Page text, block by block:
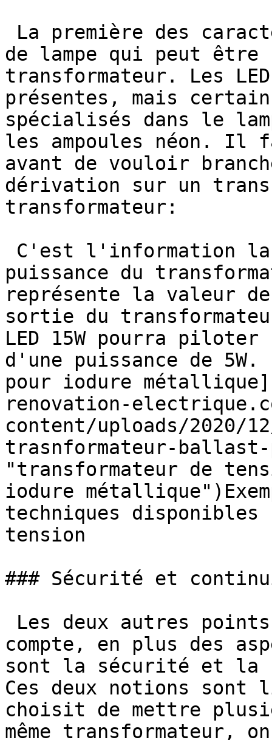
de lampe qui peut être
transformateur. Les
présentes, mais
spécialisés dans le
les ampoules néon. Il
avant de vouloir
dérivation sur un
transformateur:
puissance du
représente la valeur
sortie du
LED 15W pourra piloter
d'une puissance de
pour iodure
renovation-
content/uploads/2020/
trasnformateur-ballast-
"transformateur de
iodure
techniques
tension
### Sécurité et
compte, en plus des
sont la sécurité et la
Ces deux notions sont
choisit de mettre
même transformateur,